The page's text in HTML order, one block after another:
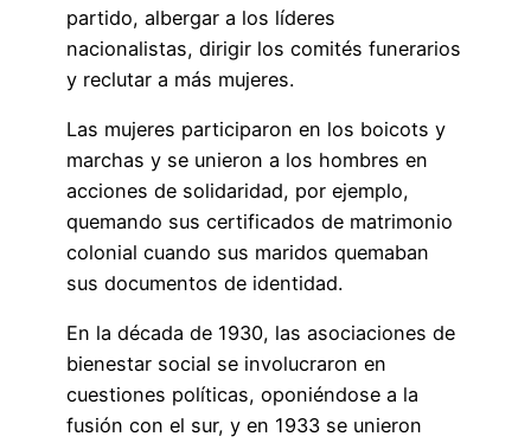
partido, albergar a los líderes
nacionalistas, dirigir los comités funerarios
y reclutar a más mujeres.
Las mujeres participaron en los boicots y
marchas y se unieron a los hombres en
acciones de solidaridad, por ejemplo,
quemando sus certificados de matrimonio
colonial cuando sus maridos quemaban
sus documentos de identidad.
En la década de 1930, las asociaciones de
bienestar social se involucraron en
cuestiones políticas, oponiéndose a la
fusión con el sur, y en 1933 se unieron